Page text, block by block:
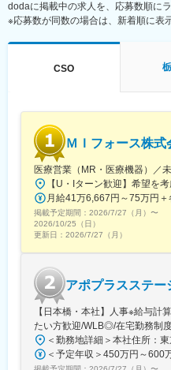
（4）甲信越：新潟・長野
（5）東海：愛知・岐阜・
（8）中国：岡山・広島・
（10）九州：福岡・大分
変更の範囲：会社の定める
＼＼求人のポイント／／
◎未経験から医療業界へ｜
◎3ヶ月研修＋OJTでゼロか
◎異業種出身者（営業、接
■入社後の流れ
▽約3ヶ月の研修（医療知識
▽現場配属（4ヶ月目～）※
けながら実務習得
▽キャリア形成（MR経験
へのキャリアアップ＆キャ
■充実した研修制度
・入社後3ヶ月は研修に専
・全員未経験入社！同期と
■手厚い福利厚生
・外勤手当（1日1,500円）
・社宅制度（家賃60％会
・転勤時の引越し費用負担
・単身赴任手当／帰省補助
dodaに掲載中の求人を、応募数順に
※応募数が同数の場合は、新着順に表
CSO
ＭＩフォース株式
医療営業（MR・医療機器）／
掲載予定期間： 2026/7/27（月） 〜
2026/10/25（日）
更新日： 2026/7/27（月）
アポプラスステー
【日本橋・本社】人事※給与
たい方歓迎/WLB◎/在宅勤務制